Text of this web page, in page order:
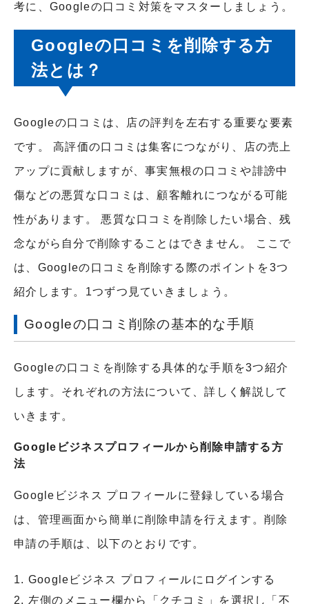
考に、Googleの口コミ対策をマスターしましょう。
Googleの口コミを削除する方
法とは？
Googleの口コミは、店の評判を左右する重要な要素
です。 高評価の口コミは集客につながり、店の売上
アップに貢献しますが、事実無根の口コミや誹謗中
傷などの悪質な口コミは、顧客離れにつながる可能
性があります。 悪質な口コミを削除したい場合、残
念ながら自分で削除することはできません。 ここで
は、Googleの口コミを削除する際のポイントを3つ
紹介します。1つずつ見ていきましょう。
Googleの口コミ削除の基本的な手順
Googleの口コミを削除する具体的な手順を3つ紹介
します。それぞれの方法について、詳しく解説して
いきます。
Googleビジネスプロフィールから削除申請する方
法
Googleビジネス プロフィールに登録している場合
は、管理画面から簡単に削除申請を行えます。削除
申請の手順は、以下のとおりです。
Googleビジネス プロフィールにログインする
左側のメニュー欄から「クチコミ」を選択し「不